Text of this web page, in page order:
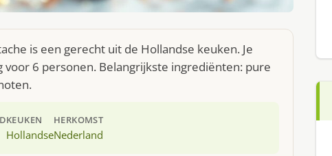
is een gerecht uit de Hollandse keuken. Je
6 personen. Belangrijkste ingrediënten: pure
KEUKEN
Hollandse
HERKOMST
Nederland